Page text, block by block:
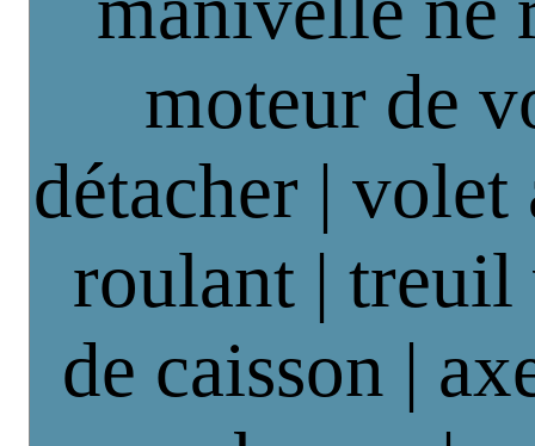
moteur de
détacher | volet
roulant |
de caisson |